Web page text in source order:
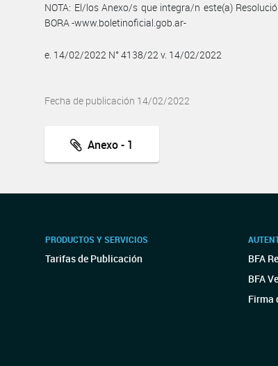
NOTA: El/los Anexo/s que integra/n este(a)
BORA -www.boletinoficial.gob.ar-
e. 14/02/2022 N° 4138/22 v. 14/02/2022
Fecha de publicación 14/02/2022
Anexo - 1
PRODUCTOS Y SERVICIOS
Tarifas de Publicación
BFA
BFA
Firma